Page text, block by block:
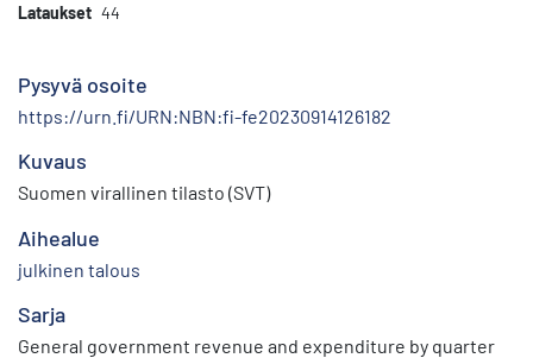
Lataukset 44
Pysyvä osoite
https://urn.fi/URN:NBN:fi-fe20230914126182
Kuvaus
Suomen virallinen tilasto (SVT)
Aihealue
julkinen talous
Sarja
General government revenue and expenditure by quarter